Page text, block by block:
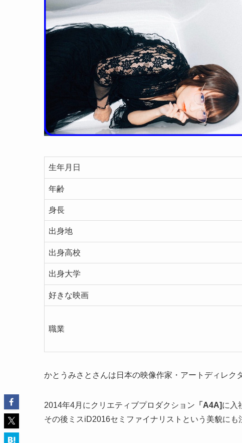
生年月日
年齢
身長
出身地
出身高校
出身大学
好きな映画
職業
かとうみさとさんは日本の映像作家・アートディレク
2014年4月にクリエティブプロダクション 「A4A]に入
その後 ミスiD2016セミファイナリスト という美貌にも